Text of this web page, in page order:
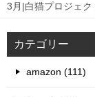
3月|白猫プロジェ
カテゴリー
amazon (111)